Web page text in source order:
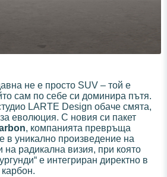
не е просто SUV – той е
сам по себе си доминира пътя.
LARTE Design обаче смята,
еволюция. С новия си пакет
, компанията превръща
в уникално произведение на
на радикална визия, при която
е интегриран директно в
карбон.